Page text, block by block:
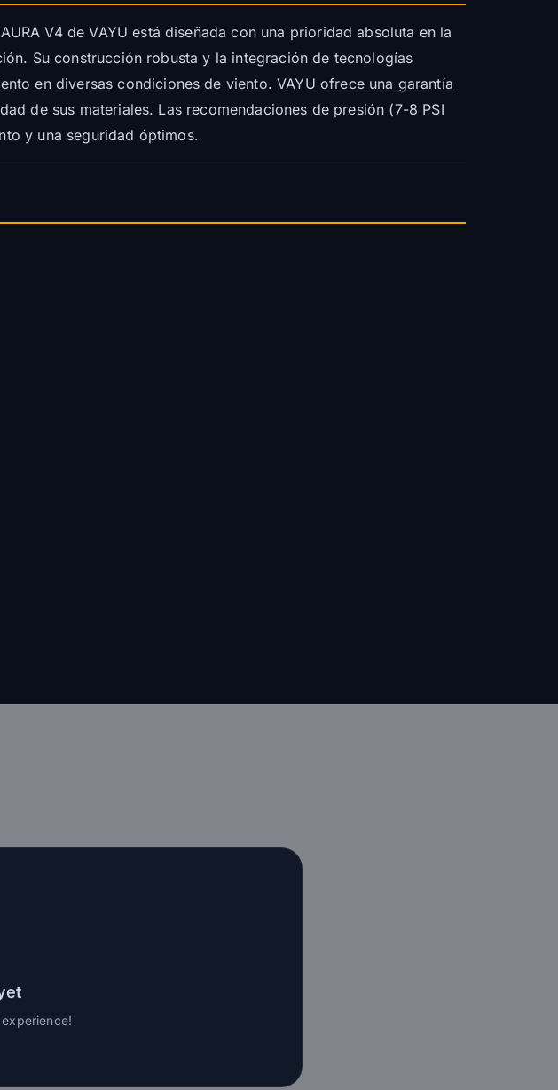
V4 de VAYU está diseñada con una prioridad absoluta en la
Su construcción robusta y la integración de tecnologías
en diversas condiciones de viento. VAYU ofrece una garantía
de sus materiales. Las recomendaciones de presión (7-8 PSI
y una seguridad óptimos.